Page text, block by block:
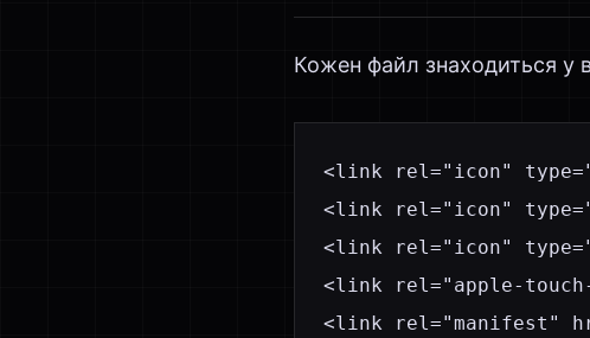
Кожен файл знаходиться у
<link rel="icon"
<link rel="icon"
<link rel="icon"
<link rel="apple-
<link rel="manifest"